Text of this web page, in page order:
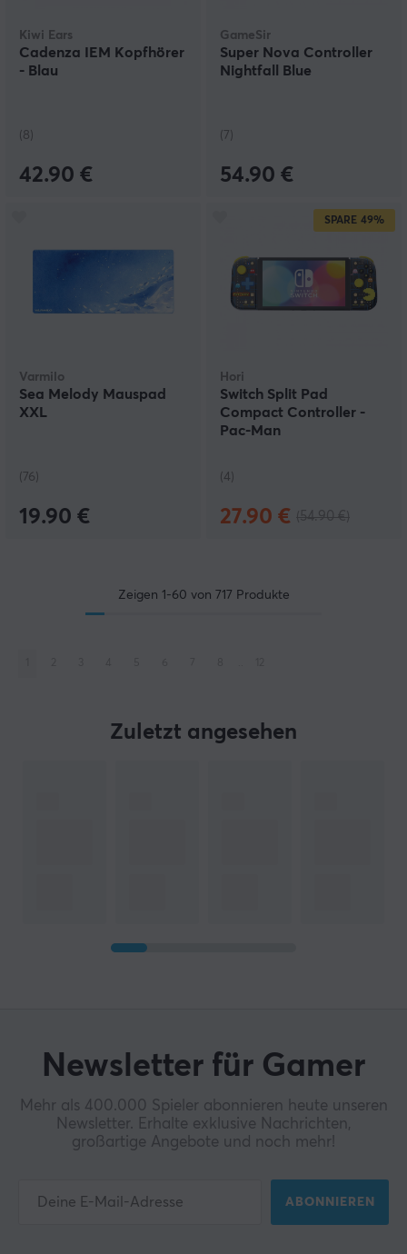
Kiwi Ears
Cadenza IEM Kopfhörer
- Blau
(8)
42.90 €
GameSir
Super Nova Controller
Nightfall Blue
(7)
54.90 €
Varmilo
Sea Melody Mauspad
XXL
(76)
19.90 €
SPARE 49%
Hori
Switch Split Pad
Compact Controller -
Pac-Man
(4)
27.90 €
Zeigen 1-60 von 717 Produkte
Zuletzt angesehen
Newsletter für Gamer
Mehr als 400.000 Spieler abonnieren heute unseren
Newsletter. Erhalte exklusive Nachrichten,
großartige Angebote und noch mehr!
ABONNIEREN